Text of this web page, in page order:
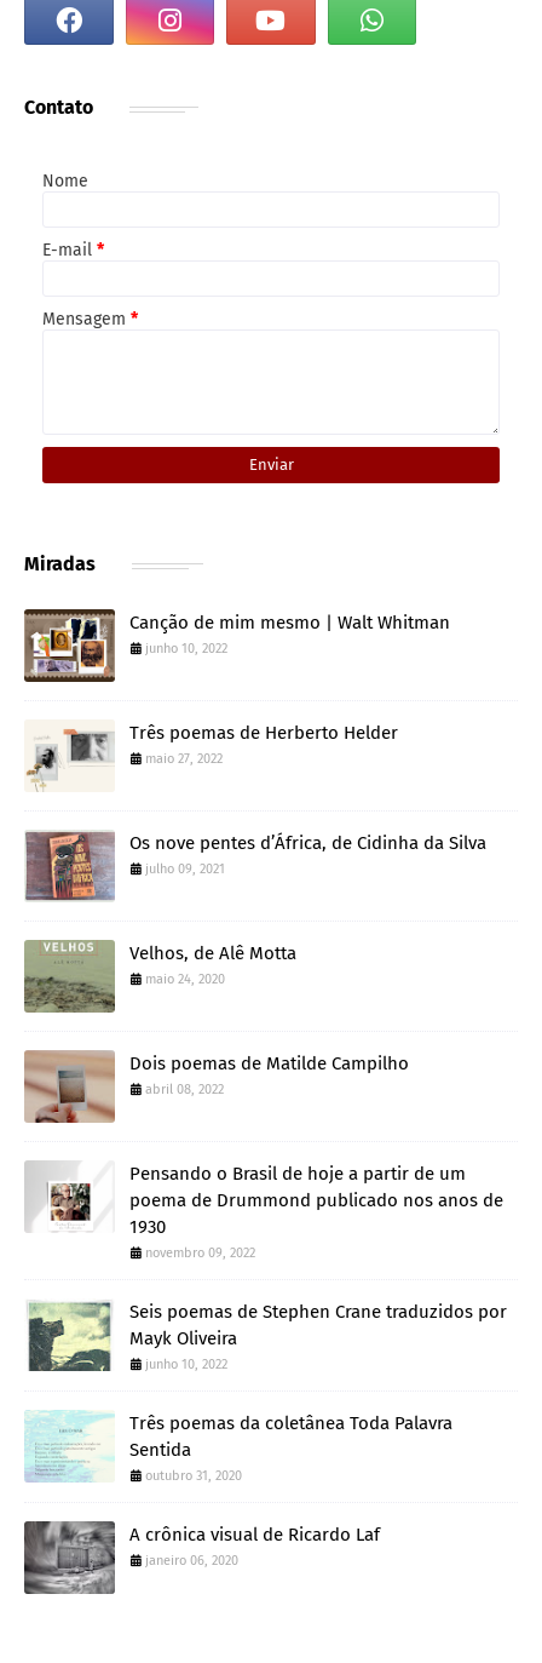
Contato
Nome
E-mail *
Mensagem *
Miradas
Canção de mim mesmo | Walt Whitman
junho 10, 2022
Três poemas de Herberto Helder
maio 27, 2022
Os nove pentes d’África, de Cidinha da Silva
julho 09, 2021
Velhos, de Alê Motta
maio 24, 2020
Dois poemas de Matilde Campilho
abril 08, 2022
Pensando o Brasil de hoje a partir de um
poema de Drummond publicado nos anos de
1930
novembro 09, 2022
Seis poemas de Stephen Crane traduzidos por
Mayk Oliveira
junho 10, 2022
Três poemas da coletânea Toda Palavra
Sentida
outubro 31, 2020
A crônica visual de Ricardo Laf
janeiro 06, 2020